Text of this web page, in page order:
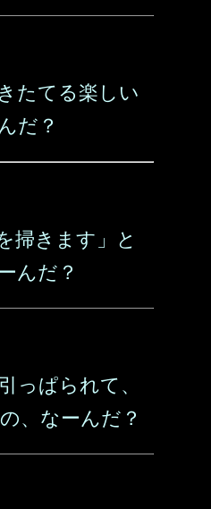
たてる楽しい
だ？
掃きます」と
んだ？
っぱられて、
、なーんだ？